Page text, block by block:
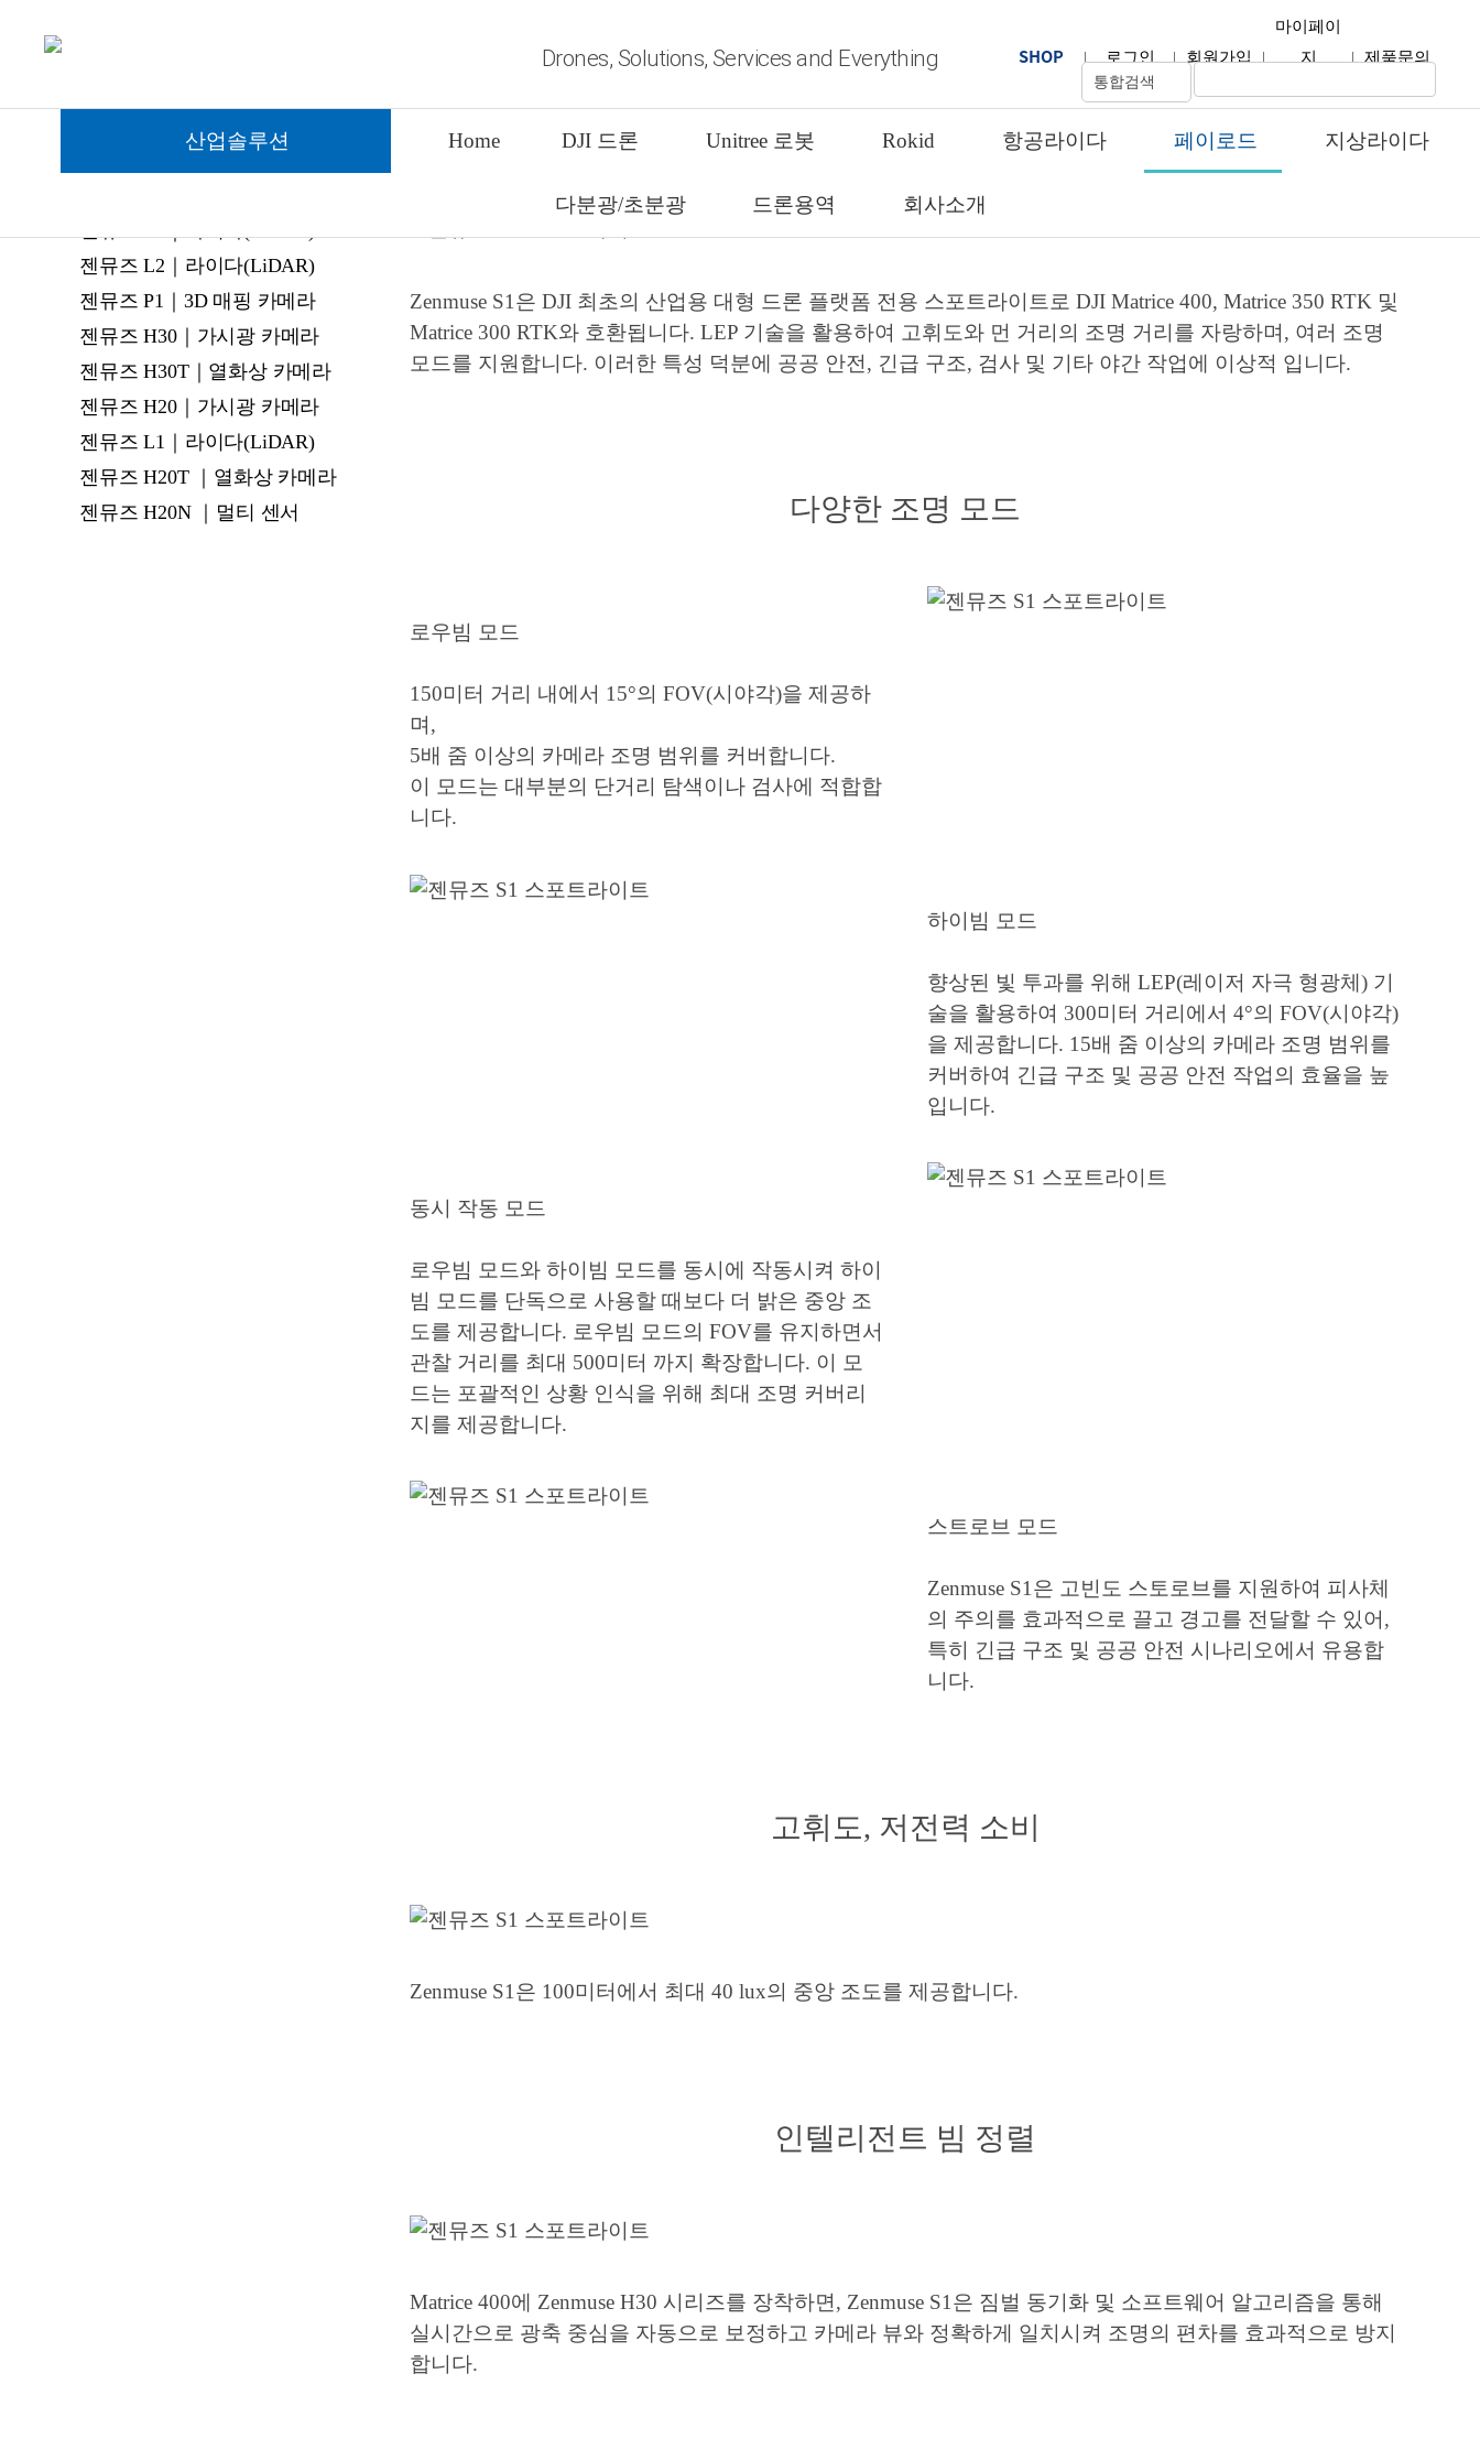
SHOP | 로그인 | 회원가입 |
마이페이
지
| 제품문의
Drones, Solutions, Services and Everything
산업솔루션 Home DJI 드론 Unitree 로봇 Rokid 항공라이다 페이로드 지상라이다
다분광/초분광 드론용역 회사소개
젠뮤즈 L2｜라이다(LiDAR)
젠뮤즈 P1｜3D 매핑 카메라
젠뮤즈 H30｜가시광 카메라
젠뮤즈 H30T｜열화상 카메라
젠뮤즈 H20｜가시광 카메라
젠뮤즈 L1｜라이다(LiDAR)
젠뮤즈 H20T ｜열화상 카메라
젠뮤즈 H20N ｜멀티 센서
DJI 최초의 산업용 대형 드론 플랫폼 전용 스포트라이트
Zenmuse S1은 DJI 최초의 산업용 대형 드론 플랫폼 전용 스포트라이트로 DJI Matrice 400, Matrice 350 RTK 및
Matrice 300 RTK와 호환됩니다. LEP 기술을 활용하여 고휘도와 먼 거리의 조명 거리를 자랑하며, 여러 조명
모드를 지원합니다. 이러한 특성 덕분에 공공 안전, 긴급 구조, 검사 및 기타 야간 작업에 이상적 입니다.
다양한 조명 모드
로우빔 모드
150미터 거리 내에서 15°의 FOV(시야각)을 제공하
며,
5배 줌 이상의 카메라 조명 범위를 커버합니다.
이 모드는 대부분의 단거리 탐색이나 검사에 적합합
니다.
하이빔 모드
향상된 빛 투과를 위해 LEP(레이저 자극 형광체) 기
술을 활용하여 300미터 거리에서 4°의 FOV(시야각)
을 제공합니다. 15배 줌 이상의 카메라 조명 범위를
커버하여 긴급 구조 및 공공 안전 작업의 효율을 높
입니다.
동시 작동 모드
로우빔 모드와 하이빔 모드를 동시에 작동시켜 하이
빔 모드를 단독으로 사용할 때보다 더 밝은 중앙 조
도를 제공합니다. 로우빔 모드의 FOV를 유지하면서
관찰 거리를 최대 500미터 까지 확장합니다. 이 모
드는 포괄적인 상황 인식을 위해 최대 조명 커버리
지를 제공합니다.
스트로브 모드
Zenmuse S1은 고빈도 스토로브를 지원하여 피사체
의 주의를 효과적으로 끌고 경고를 전달할 수 있어,
특히 긴급 구조 및 공공 안전 시나리오에서 유용합
니다.
고휘도, 저전력 소비
Zenmuse S1은 100미터에서 최대 40 lux의 중앙 조도를 제공합니다.
인텔리전트 빔 정렬
Matrice 400에 Zenmuse H30 시리즈를 장착하면, Zenmuse S1은 짐벌 동기화 및 소프트웨어 알고리즘을 통해
실시간으로 광축 중심을 자동으로 보정하고 카메라 뷰와 정확하게 일치시켜 조명의 편차를 효과적으로 방지
합니다.